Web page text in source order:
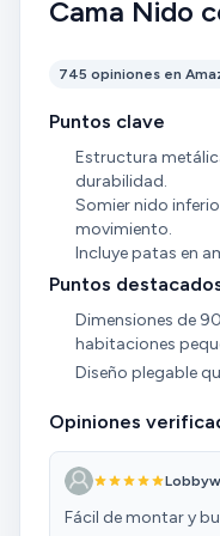
Cama Nido
745 opiniones en
Puntos clave
Estructura
durabilidad.
Somier nido
movimiento.
Incluye patas en
Puntos
Dimensiones de
habitaciones
Diseño plegable
Opiniones
Fácil de montar y